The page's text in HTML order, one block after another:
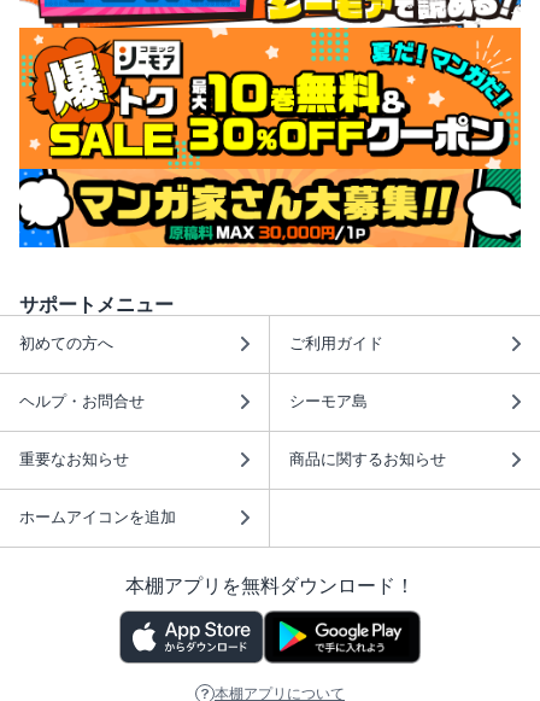
サポートメニュー
初めての方へ ご利用ガイド
ヘルプ・お問合せ シーモア島
重要なお知らせ 商品に関するお知らせ
ホームアイコンを追加
本棚アプリを無料ダウンロード！
本棚アプリについて